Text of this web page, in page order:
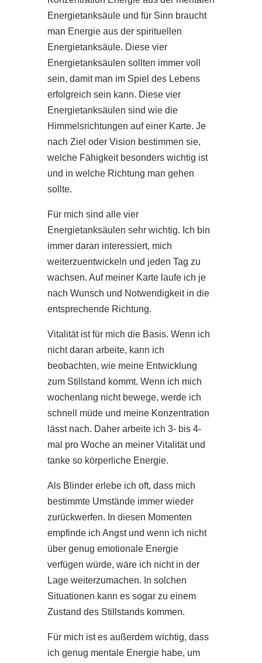
Energietanksäule und für Sinn braucht
man Energie aus der spirituellen
Energietanksäule. Diese vier
Energietanksäulen sollten immer voll
sein, damit man im Spiel des Lebens
erfolgreich sein kann. Diese vier
Energietanksäulen sind wie die
Himmelsrichtungen auf einer Karte. Je
nach Ziel oder Vision bestimmen sie,
welche Fähigkeit besonders wichtig ist
und in welche Richtung man gehen
sollte.
Für mich sind alle vier
Energietanksäulen sehr wichtig. Ich bin
immer daran interessiert, mich
weiterzuentwickeln und jeden Tag zu
wachsen. Auf meiner Karte laufe ich je
nach Wunsch und Notwendigkeit in die
entsprechende Richtung.
Vitalität ist für mich die Basis. Wenn ich
nicht daran arbeite, kann ich
beobachten, wie meine Entwicklung
zum Stillstand kommt. Wenn ich mich
wochenlang nicht bewege, werde ich
schnell müde und meine Konzentration
lässt nach. Daher arbeite ich 3- bis 4-
mal pro Woche an meiner Vitalität und
tanke so körperliche Energie.
Als Blinder erlebe ich oft, dass mich
bestimmte Umstände immer wieder
zurückwerfen. In diesen Momenten
empfinde ich Angst und wenn ich nicht
über genug emotionale Energie
verfügen würde, wäre ich nicht in der
Lage weiterzumachen. In solchen
Situationen kann es sogar zu einem
Zustand des Stillstands kommen.
Für mich ist es außerdem wichtig, dass
ich genug mentale Energie habe, um